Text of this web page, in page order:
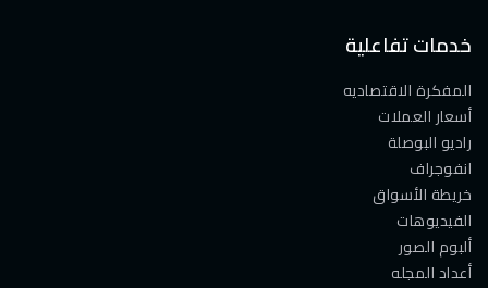
خدمات تفاعلية
المفكرة الاقتصاديه
أسعار العملات
راديو البوصلة
انفوجراف
خريطة الأسواق
الفيديوهات
ألبوم الصور
أعداد المجله